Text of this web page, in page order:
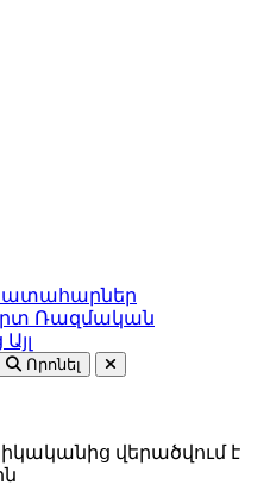
Ռազմական
Այլ
Որոնել
վերածվում է